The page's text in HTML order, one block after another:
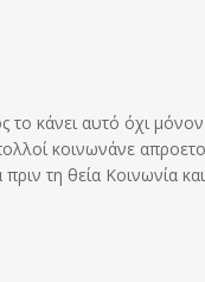
το κάνει αυτό όχι
κοινωνάνε
τη θεία Κοινωνία